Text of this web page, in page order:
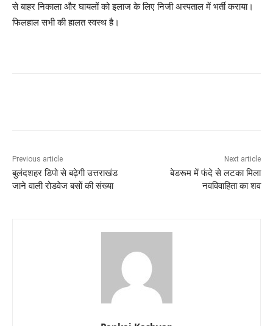
से बाहर निकाला और घायलों को इलाज के लिए निजी अस्पताल में भर्ती कराया।
फिलहाल सभी की हालत स्वस्थ है।
Previous article
बुलंदशहर डिपो से बढ़ेगी उत्तराखंड
जाने वाली रोडवेज बसों की संख्या
Next article
बेडरूम में फंदे से लटका मिला
नवविवाहिता का शव